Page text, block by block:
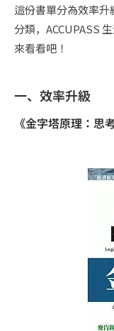
這份書單分為效率升
分類，ACCUPASS
來看看吧！
一、效率升級
《金字塔原理：思